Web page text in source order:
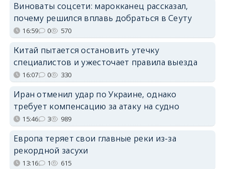
Виноваты соцсети: марокканец рассказал,
почему решился вплавь добраться в Сеуту
16:59 0 570
Китай пытается остановить утечку
специалистов и ужесточает правила выезда
16:07 0 330
Иран отменил удар по Украине, однако
требует компенсацию за атаку на судно
15:46 3 989
Европа теряет свои главные реки из-за
рекордной засухи
13:16 1 615